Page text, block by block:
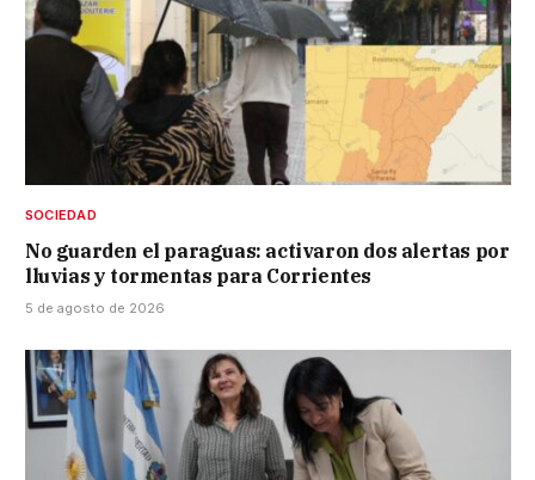
SOCIEDAD
No guarden el paraguas: activaron dos alertas por
lluvias y tormentas para Corrientes
5 de agosto de 2026